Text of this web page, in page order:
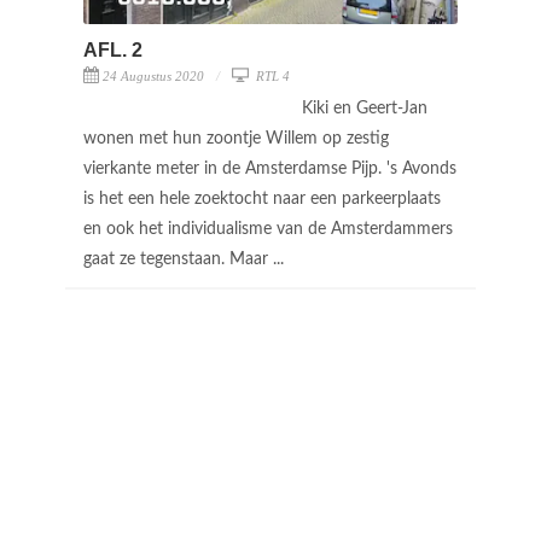
AFL. 2
24 Augustus 2020 RTL 4
Kiki en Geert-Jan
wonen met hun zoontje Willem op zestig
vierkante meter in de Amsterdamse Pijp. 's Avonds
is het een hele zoektocht naar een parkeerplaats
en ook het individualisme van de Amsterdammers
gaat ze tegenstaan. Maar ...